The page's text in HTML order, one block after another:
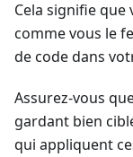
Cela signifie
comme vous le
de code dans
Assurez-vous
gardant bien
qui appliquent